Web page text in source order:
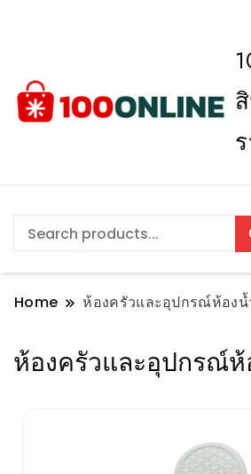
Home ห้องครัวและอุปกรณ์ห้องน้
ห้องครัวและอุปกรณ์ห้